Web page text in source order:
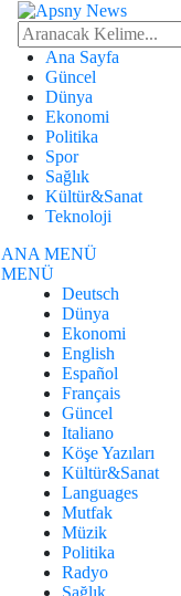
Ana Sayfa
Güncel
Dünya
Ekonomi
Politika
Spor
Sağlık
Kültür&Sanat
Teknoloji
ANA MENÜ
MENÜ
Deutsch
Dünya
Ekonomi
English
Español
Français
Güncel
Italiano
Köşe Yazıları
Kültür&Sanat
Languages
Mutfak
Müzik
Politika
Radyo